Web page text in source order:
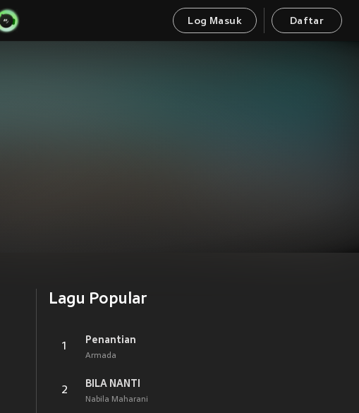
Log Masuk Daftar
Lagu Popular
1
Penantian
Armada
2
BILA NANTI
Nabila Maharani